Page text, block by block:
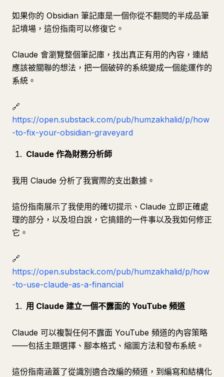
如果你的 Obsidian 筆記庫是一個你從不翻閱的半成品筆
記墳場，這份指南可以修復它。
Claude 會瀏覽整個筆記庫，找出真正有用的內容，連結
應該被關聯的想法，把一個破碎的系統變成一個能運作的
系統。
🔗
https://open.substack.com/pub/humzakhalid/p/how
-to-fix-your-obsidian-graveyard
Claude 作為財務分析師
我用 Claude 分析了我實際的支出數據。
這份指南展示了我使用的確切提示、Claude 立即正確處
理的部分，以及坦白說，它搞錯的一件事以及我如何修正
它。
🔗
https://open.substack.com/pub/humzakhalid/p/how
-to-use-claude-as-a-financial
用 Claude 建立一個不露面的 YouTube 頻道
Claude 可以複製任何不露面 YouTube 頻道的內容策略
——包括主題選擇、腳本格式、縮圖方法和發布系統。
這份指南涵蓋了從識別適合改編的頻道，到編寫和結構化